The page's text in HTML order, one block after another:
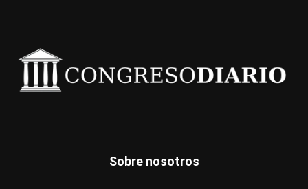
Sobre nosotros